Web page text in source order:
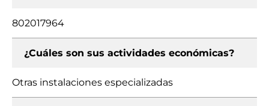
802017964
¿Cuáles son sus actividades económicas?
Otras instalaciones especializadas